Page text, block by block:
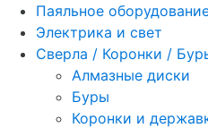
Паяльное
Электрика и свет
Сверла / Коронки /
Алмазные диски
Буры
Коронки и